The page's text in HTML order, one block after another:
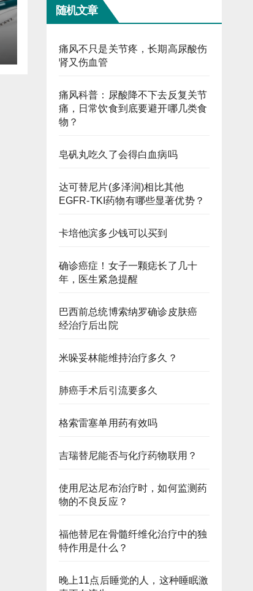
随机文章
痛风不只是关节疼，长期高尿酸伤
肾又伤血管
痛风科普：尿酸降不下去反复关节
痛，日常饮食到底要避开哪几类食
物？
皂矾丸吃久了会得白血病吗
达可替尼片(多泽润)相比其他
EGFR-TKI药物有哪些显著优势？
卡培他滨多少钱可以买到
确诊癌症！女子一颗痣长了几十
年，医生紧急提醒
巴西前总统博索纳罗确诊皮肤癌
经治疗后出院
米哚妥林能维持治疗多久？
肺癌手术后引流要多久
格索雷塞单用药有效吗
吉瑞替尼能否与化疗药物联用？
使用尼达尼布治疗时，如何监测药
物的不良反应？
福他替尼在骨髓纤维化治疗中的独
特作用是什么？
晚上11点后睡觉的人，这种睡眠激